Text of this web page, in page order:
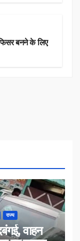
बनने के लिए
राज्य